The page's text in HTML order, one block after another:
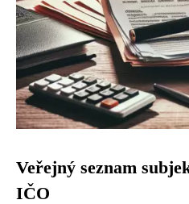
Veřejný seznam
IČO